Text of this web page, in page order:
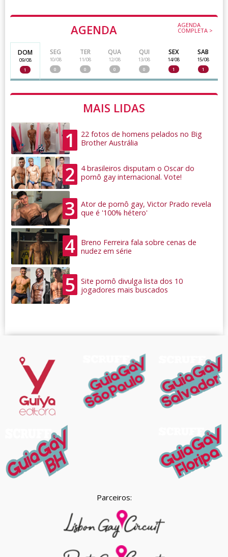
AGENDA AGENDA
COMPLETA >
DOM
09/08
1
SEG
10/08
0
TER
11/08
0
QUA
12/08
0
QUI
13/08
0
SEX
14/08
1
SAB
15/08
1
MAIS LIDAS
1
22 fotos de homens pelados no Big
Brother Austrália
2
4 brasileiros disputam o Oscar do
pornô gay internacional. Vote!
3
Ator de pornô gay, Victor Prado revela
que é '100% hétero'
4
Breno Ferreira fala sobre cenas de
nudez em série
5
Site pornô divulga lista dos 10
jogadores mais buscados
Parceiros: